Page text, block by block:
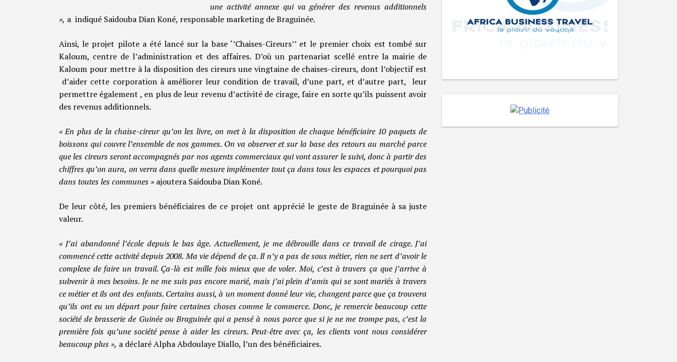
une activité annexe qui va générer des revenus additionnels
», a indiqué Saidouba Dian Koné, responsable marketing de Braguinée.
Ainsi, le projet pilote a été lancé sur la base ‘’Chaises-Cireurs’’ et le premier choix est tombé sur
Kaloum, centre de l’administration et des affaires. D’où un partenariat scellé entre la mairie de
Kaloum pour mettre à la disposition des cireurs une vingtaine de chaises-cireurs, dont l’objectif est
d’aider cette corporation à améliorer leur condition de travail, d’une part, et d’autre part, leur
permettre également , en plus de leur revenu d’activité de cirage, faire en sorte qu’ils puissent avoir
des revenus additionnels.
« En plus de la chaise-cireur qu’on les livre, on met à la disposition de chaque bénéficiaire 10 paquets de
boissons qui couvre l’ensemble de nos gammes. On va observer et sur la base des retours au marché parce
que les cireurs seront accompagnés par nos agents commerciaux qui vont assurer le suivi, donc à partir des
chiffres qu’on aura, on verra dans quelle mesure implémenter tout ça dans tous les espaces et pourquoi pas
dans toutes les communes » ajoutera Saidouba Dian Koné.
De leur côté, les premiers bénéficiaires de ce projet ont apprécié le geste de Braguinée à sa juste
valeur.
« J’ai abandonné l’école depuis le bas âge. Actuellement, je me débrouille dans ce travail de cirage. J’ai
commencé cette activité depuis 2008. Ma vie dépend de ça. Il n’y a pas de sous métier, rien ne sert d’avoir le
complexe de faire un travail. Ça-là est mille fois mieux que de voler. Moi, c’est à travers ça que j’arrive à
subvenir à mes besoins. Je ne me suis pas encore marié, mais j’ai plein d’amis qui se sont mariés à travers
ce métier et ils ont des enfants. Certains aussi, à un moment donné leur vie, changent parce que ça trouvera
qu’ils ont eu un départ pour faire certaines choses comme le commerce. Donc, je remercie beaucoup cette
société de brasserie de Guinée ou Braguinée qui a pensé à nous parce que si je ne me trompe pas, c’est la
première fois qu’une société pense à aider les cireurs. Peut-être avec ça, les clients vont nous considérer
beaucoup plus », a déclaré Alpha Abdoulaye Diallo, l’un des bénéficiaires.